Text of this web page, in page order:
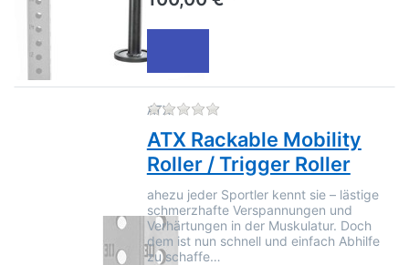
ATX Zu diesem Produkt liegen
ATX Rackable Mobility
Roller / Trigger Roller
ahezu jeder Sportler kennt sie – lästige
schmerzhafte Verspannungen und
Verhärtungen in der Muskulatur. Doch
dem ist nun schnell und einfach Abhilfe
zu schaffe…